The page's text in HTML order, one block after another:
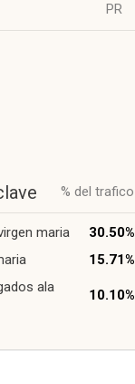
PR
% del trafico
maria
30.50%
15.71%
ala
10.10%